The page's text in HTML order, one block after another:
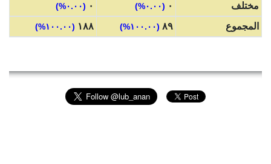
مختلف ٠ (٠.٠٠%) ٠ (٠.٠٠%)
المجموع ٨٩ (١٠٠.٠٠%) ١٨٨ (١٠٠.٠٠%)